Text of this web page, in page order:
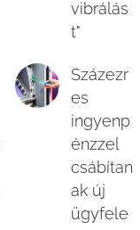
vibrálás
t"
Százezr
es
ingyenp
énzzel
csábítan
ak új
ügyfele